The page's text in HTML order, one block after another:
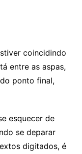
coincidindo
entre as aspas,
ponto final,
esquecer de
se deparar
digitados, é